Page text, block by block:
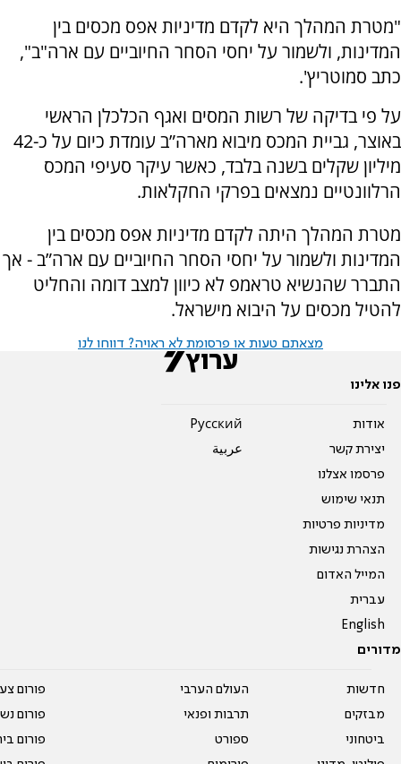
"מטרת המהלך היא לקדם מדיניות אפס מכסים בין
המדינות, ולשמור על יחסי הסחר החיוביים עם ארה"ב",
כתב סמוטריץ'.
על פי בדיקה של רשות המסים ואגף הכלכלן הראשי
באוצר, גביית המכס מיבוא מארה”ב עומדת כיום על כ-42
מיליון שקלים בשנה בלבד, כאשר עיקר סעיפי המכס
הרלוונטיים נמצאים בפרקי החקלאות.
מטרת המהלך היתה לקדם מדיניות אפס מכסים בין
המדינות ולשמור על יחסי הסחר החיוביים עם ארה”ב - אך
התברר שהנשיא טראמפ לא כיוון למצב דומה והחליט
להטיל מכסים על היבוא מישראל.
מצאתם טעות או פרסומת לא ראויה? דווחו לנו
פנו אלינו
אודות
יצירת קשר
פרסמו אצלנו
תנאי שימוש
מדיניות פרטיות
הצהרת נגישות
המייל האדום
עברית
English
Pусский
عربية
מדורים
חדשות
מבזקים
ביטחוני
העולם הערבי
תרבות ופנאי
ספורט
פורום
פורום
פורום